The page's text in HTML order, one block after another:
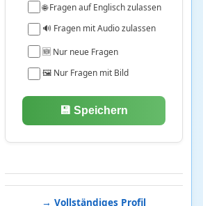
🌐 Fragen auf Englisch zulassen
🔊 Fragen mit Audio zulassen
🆕 Nur neue Fragen
🖼️ Nur Fragen mit Bild
💾 Speichern
→ Vollständiges Profil